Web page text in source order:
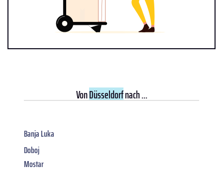
VonDüsseldorfnach ...
Banja Luka
Doboj
Mostar